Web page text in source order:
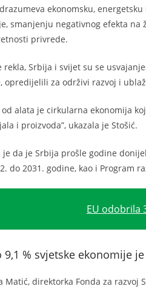
ekonomsku,
smanjenju negativnog efekta
privrede.
rekla, Srbija i svijet su se
opredijelili za održivi razvoj i
od alata je cirkularna ekonomija
i proizvoda”, ukazala je Stošić.
je da je Srbija prošle godine
do 2031. godine, kao i Program
EU odobrila
9,1 % svjetske ekonomije
Matić, direktorka Fonda za razvoj